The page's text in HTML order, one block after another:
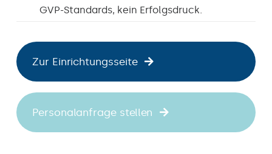
GVP-Standards, kein Erfolgsdruck.
Zur Einrichtungsseite
Personalanfrage stellen